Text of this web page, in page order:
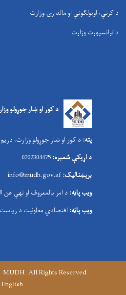
د کرنې، اوبولګونې او مالدارۍ وزارت
د ترانسپورت وزارت
د کور او ښار جوړولو
پته: د کور او ښار جوړولو وزارت،
د اړیکې شمېره:
برېښنالیک:
info@mudh.gov.af
ویب پاڼه: د امر بالمعروف او نهې عن
ویب پاڼه: اقتصادي معاونیت د ریاست
MUDH. All Rights Reserved
English